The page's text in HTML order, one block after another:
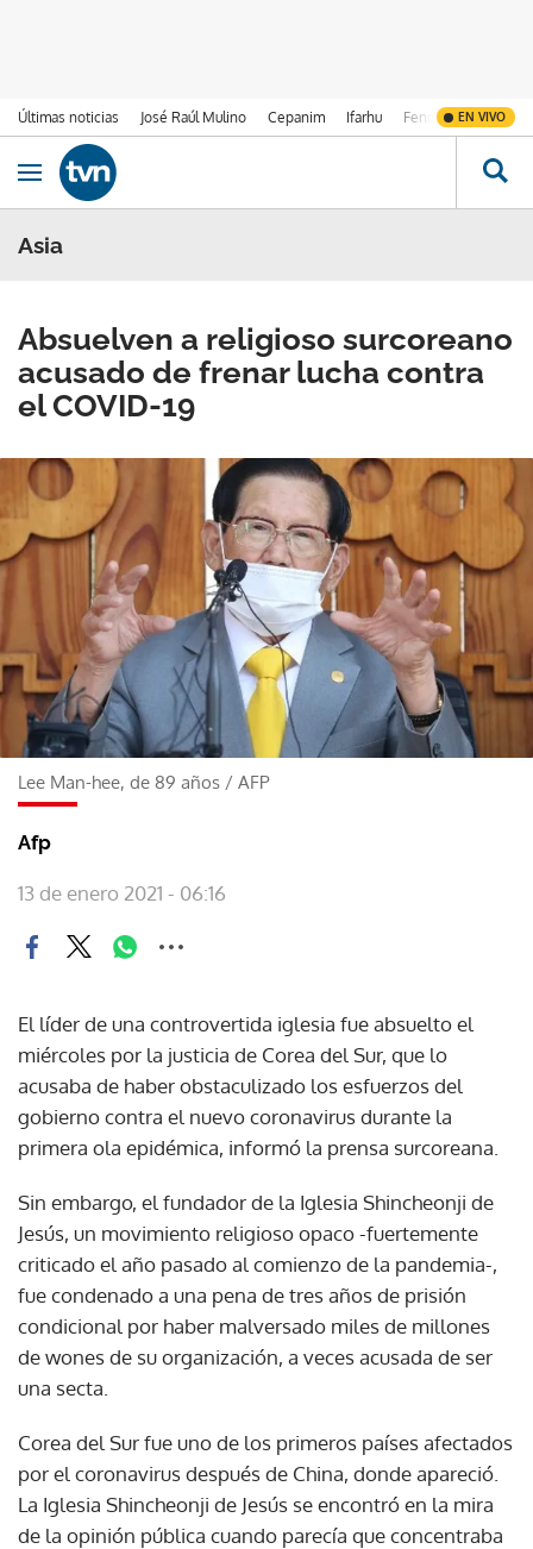
Últimas noticias José Raúl Mulino Cepanim Ifarhu Fenómeno de El
EN VIVO
Ir al contenido
Obrir navegació
Asia
Absuelven a religioso surcoreano
acusado de frenar lucha contra
el COVID-19
Lee Man-hee, de 89 años / AFP
Afp
13 de enero 2021 - 06:16
El líder de una controvertida iglesia fue absuelto el
miércoles por la justicia de Corea del Sur, que lo
acusaba de haber obstaculizado los esfuerzos del
gobierno contra el nuevo coronavirus durante la
primera ola epidémica, informó la prensa surcoreana.
Sin embargo, el fundador de la Iglesia Shincheonji de
Jesús, un movimiento religioso opaco -fuertemente
criticado el año pasado al comienzo de la pandemia-,
fue condenado a una pena de tres años de prisión
condicional por haber malversado miles de millones
de wones de su organización, a veces acusada de ser
una secta.
Corea del Sur fue uno de los primeros países afectados
por el coronavirus después de China, donde apareció.
La Iglesia Shincheonji de Jesús se encontró en la mira
de la opinión pública cuando parecía que concentraba